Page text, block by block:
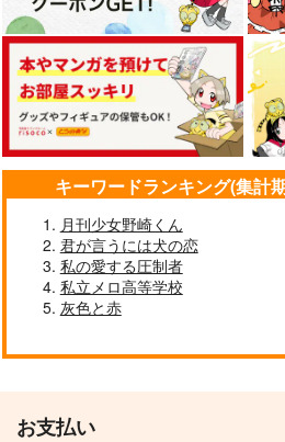
キーワードランキング(集計
月刊少女野崎くん
君が言うには犬の恋
私の愛する圧制者
私立メロ高等学校
灰色と赤
お支払い